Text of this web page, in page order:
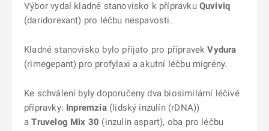
Výbor vydal kladné stanovisko k přípravku Quviviq
(daridorexant) pro léčbu nespavosti.
Kladné stanovisko bylo přijato pro přípravekVydura
(rimegepant) pro profylaxi a akutní léčbu migrény.
Ke schválení byly doporučeny dva biosimilární léčivé
přípravky: Inpremzia(lidský inzulín (rDNA))
aTruvelog Mix 30 (inzulín aspart), oba pro léčbu